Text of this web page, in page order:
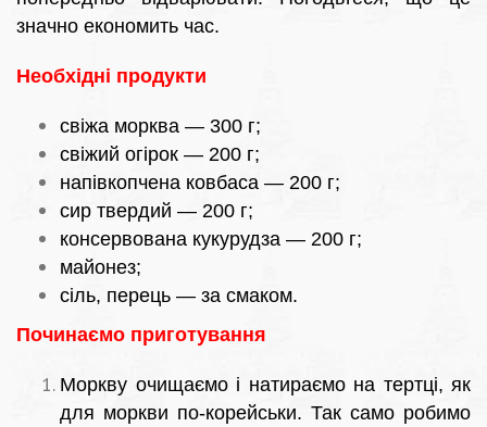
значно економить час.
Необхідні продукти
свіжа морква — 300 г;
свіжий огірок — 200 г;
напівкопчена ковбаса — 200 г;
сир твердий — 200 г;
консервована кукурудза — 200 г;
майонез;
сіль, перець — за смаком.
Починаємо приготування
Моркву очищаємо і натираємо на тертці, як
для моркви по-корейськи. Так само робимо